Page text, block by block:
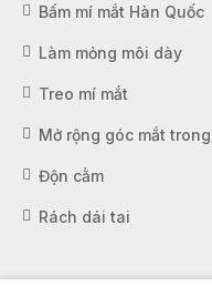
Bấm mí mắt Hàn Quốc
Làm mỏng môi dày
Treo mí mắt
Mở rộng góc mắt trong
Độn cằm
Rách dái tai